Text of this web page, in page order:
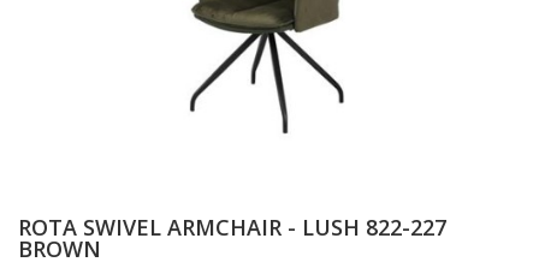
ROTA SWIVEL ARMCHAIR - LUSH 822-227
BROWN